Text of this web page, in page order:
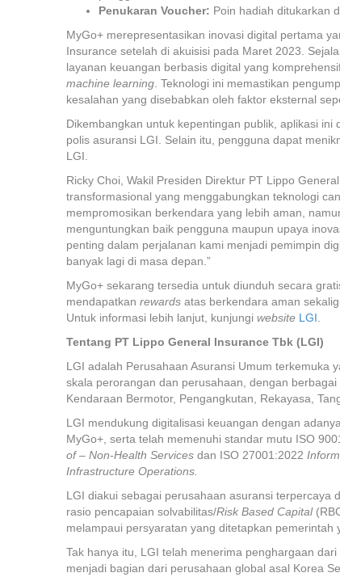
Penukaran Voucher: Poin hadiah ditukarkan
MyGo+ merepresentasikan inovasi digital pertama
Insurance setelah di akuisisi pada Maret 2023.
layanan keuangan berbasis digital yang
machine learning. Teknologi ini memastikan
kesalahan yang disebabkan oleh faktor eksternal
Dikembangkan untuk kepentingan publik, aplikasi
polis asuransi LGI. Selain itu, pengguna dapat
LGI.
Ricky Choi, Wakil Presiden Direktur PT Lippo
transformasional yang menggabungkan teknologi
mempromosikan berkendara yang lebih aman,
menguntungkan baik pengguna maupun upaya
penting dalam perjalanan kami menjadi pemimpin
banyak lagi di masa depan.”
MyGo+ sekarang tersedia untuk diunduh secara
mendapatkan rewards atas berkendara aman
Untuk informasi lebih lanjut, kunjungi website LGI.
Tentang PT Lippo General Insurance Tbk (LGI)
LGI adalah Perusahaan Asuransi Umum terkemuka
skala perorangan dan perusahaan, dengan
Kendaraan Bermotor, Pengangkutan, Rekayasa,
LGI mendukung digitalisasi keuangan dengan
MyGo+, serta telah memenuhi standar mutu ISO
of – Non-Health Services dan ISO 27001:2022
Infrastructure Operations.
LGI diakui sebagai perusahaan asuransi terpercaya
rasio pencapaian solvabilitas/Risk Based Capital
melampaui persyaratan yang ditetapkan pemerintah
Tak hanya itu, LGI telah menerima penghargaan
menjadi bagian dari perusahaan global asal Korea